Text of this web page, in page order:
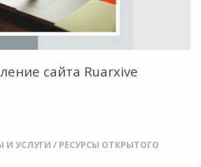
сайта Ruarxive
И УСЛУГИ / РЕСУРСЫ ОТКРЫТОГО